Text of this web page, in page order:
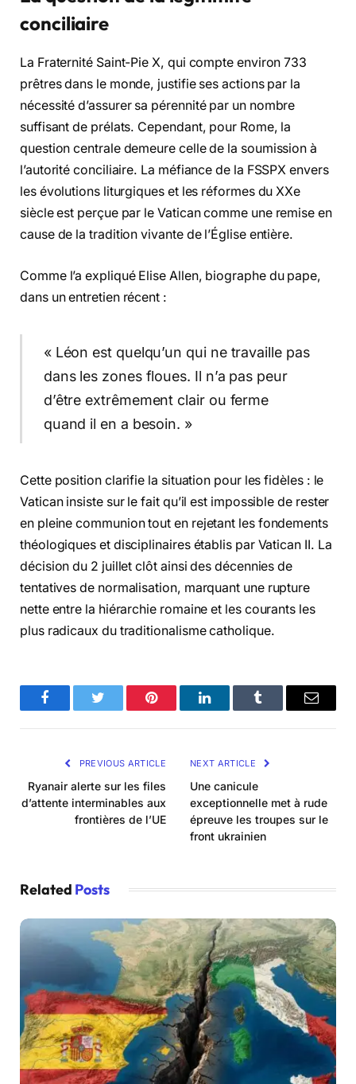
conciliaire
La Fraternité Saint-Pie X, qui compte environ 733
prêtres dans le monde, justifie ses actions par la
nécessité d’assurer sa pérennité par un nombre
suffisant de prélats. Cependant, pour Rome, la
question centrale demeure celle de la soumission à
l’autorité conciliaire. La méfiance de la FSSPX envers
les évolutions liturgiques et les réformes du XXe
siècle est perçue par le Vatican comme une remise en
cause de la tradition vivante de l’Église entière.
Comme l’a expliqué Elise Allen, biographe du pape,
dans un entretien récent :
« Léon est quelqu’un qui ne travaille pas
dans les zones floues. Il n’a pas peur
d’être extrêmement clair ou ferme
quand il en a besoin. »
Cette position clarifie la situation pour les fidèles : le
Vatican insiste sur le fait qu’il est impossible de rester
en pleine communion tout en rejetant les fondements
théologiques et disciplinaires établis par Vatican II. La
décision du 2 juillet clôt ainsi des décennies de
tentatives de normalisation, marquant une rupture
nette entre la hiérarchie romaine et les courants les
plus radicaux du traditionalisme catholique.
FacebookTwitter Pinterest LinkedInTumblr Email
PREVIOUS ARTICLE
Ryanair alerte sur les files
d’attente interminables aux
frontières de l’UE
NEXT ARTICLE
Une canicule
exceptionnelle met à rude
épreuve les troupes sur le
front ukrainien
Related Posts